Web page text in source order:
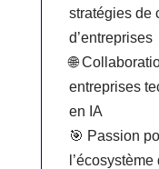
stratégies de
d’entreprises
🌐
entreprises
en IA
🎯 Passion